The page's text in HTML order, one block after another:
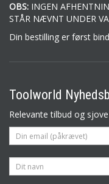
OBS: INGEN
STÅR NÆVNT UNDER
Din bestilling er først
Toolworld
Relevante tilbud og